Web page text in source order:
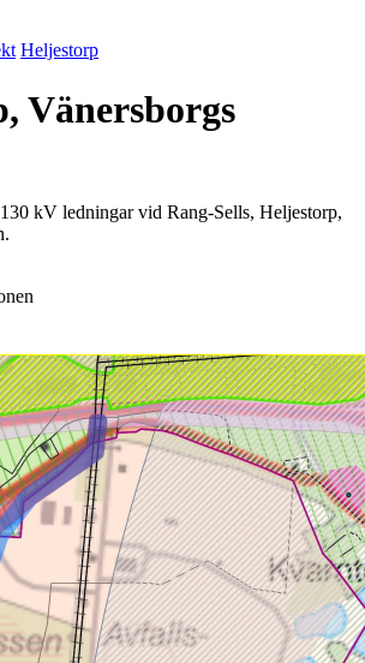
Heljestorp
Vänersborgs
kV ledningar vid Rang-Sells, Heljestorp,